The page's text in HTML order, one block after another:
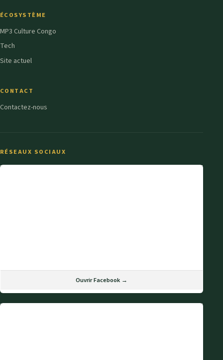
ÉCOSYSTÈME
MP3 Culture Congo
Tech
Site actuel
CONTACT
Contactez-nous
RÉSEAUX SOCIAUX
Ouvrir Facebook →